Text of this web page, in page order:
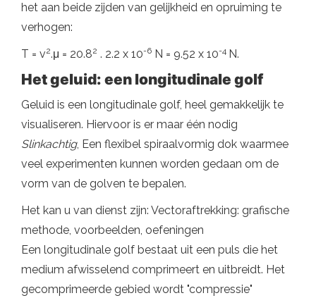
het aan beide zijden van gelijkheid en opruiming te
verhogen:
T = v2.μ = 20.82 . 2.2 x 10-6 N = 9.52 x 10-4 N.
Het geluid: een longitudinale golf
Geluid is een longitudinale golf, heel gemakkelijk te
visualiseren. Hiervoor is er maar één nodig
Slinkachtig, Een flexibel spiraalvormig dok waarmee
veel experimenten kunnen worden gedaan om de
vorm van de golven te bepalen.
Het kan u van dienst zijn: Vectoraftrekking: grafische
methode, voorbeelden, oefeningen
Een longitudinale golf bestaat uit een puls die het
medium afwisselend comprimeert en uitbreidt. Het
gecomprimeerde gebied wordt "compressie"